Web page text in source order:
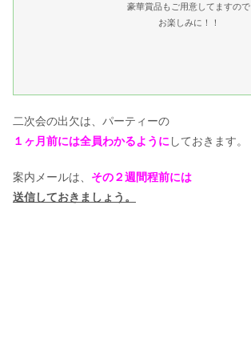
豪華賞品もご用意してますので
お楽しみに！！
二次会の出欠は、パーティーの
１ヶ月前には全員わかるように しておきます。
案内メールは、 その２週間程前には
送信しておきましょう。